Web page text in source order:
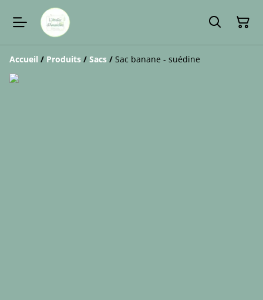
Accueil / Produits / Sacs / Sac banane - suédine